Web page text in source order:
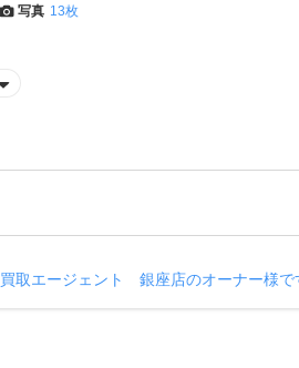
写真 13枚
買取エージェント 銀座店のオーナー様で